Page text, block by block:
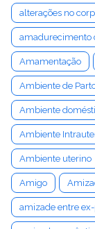
alterações no
amadurecimento
Amamentação
Ambiente de
Ambiente
Ambiente
Ambiente uterino
Amigo
amizade entre